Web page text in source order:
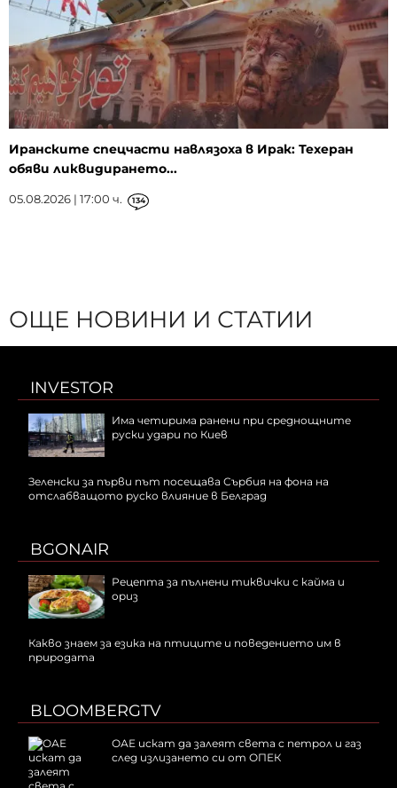
Иранските спецчасти навлязоха в Ирак: Техеран
обяви ликвидирането...
05.08.2026 | 17:00 ч. 134
ОЩЕ НОВИНИ И СТАТИИ
INVESTOR
Има четирима ранени при среднощните
руски удари по Киев
Зеленски за първи път посещава Сърбия на фона на
отслабващото руско влияние в Белград
BGONAIR
Рецепта за пълнени тиквички с кайма и
ориз
Какво знаем за езика на птиците и поведението им в
природата
BLOOMBERGTV
ОАЕ искат да залеят света с петрол и газ
след излизането си от ОПЕК